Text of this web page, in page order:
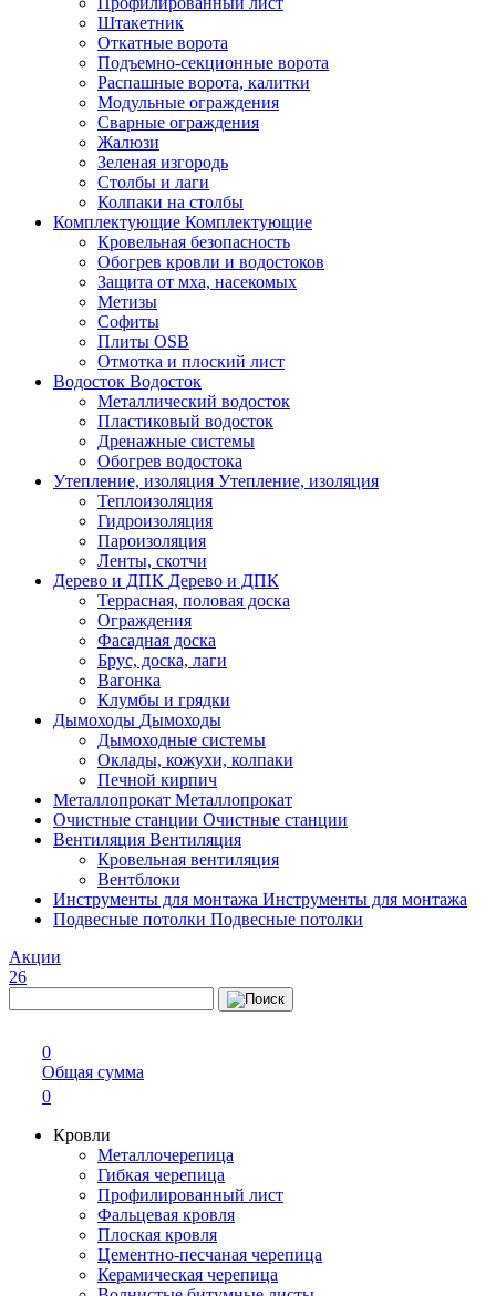
Штакетник
Откатные ворота
Подъемно-секционные ворота
Распашные ворота, калитки
Модульные ограждения
Сварные ограждения
Жалюзи
Зеленая изгородь
Столбы и лаги
Колпаки на столбы
Комплектующие Комплектующие
Кровельная безопасность
Обогрев кровли и водостоков
Защита от мха, насекомых
Метизы
Софиты
Плиты OSB
Отмотка и плоский лист
Водосток Водосток
Металлический водосток
Пластиковый водосток
Дренажные системы
Обогрев водостока
Утепление, изоляция Утепление, изоляция
Теплоизоляция
Гидроизоляция
Пароизоляция
Ленты, скотчи
Дерево и ДПК Дерево и ДПК
Террасная, половая доска
Ограждения
Фасадная доска
Брус, доска, лаги
Вагонка
Клумбы и грядки
Дымоходы Дымоходы
Дымоходные системы
Оклады, кожухи, колпаки
Печной кирпич
Металлопрокат Металлопрокат
Очистные станции Очистные станции
Вентиляция Вентиляция
Кровельная вентиляция
Вентблоки
Инструменты для монтажа Инструменты для монтажа
Подвесные потолки Подвесные потолки
Акции
26
0
Общая сумма
0
Кровли
Металлочерепица
Гибкая черепица
Профилированный лист
Фальцевая кровля
Плоская кровля
Цементно-песчаная черепица
Керамическая черепица